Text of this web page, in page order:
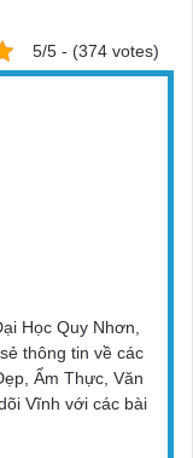
5/5 - (374 votes)
Học Quy Nhơn,
thông tin về các
Ẩm Thực, Văn
Vĩnh với các bài